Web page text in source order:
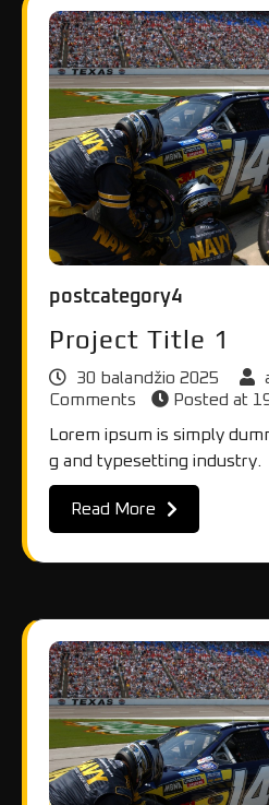
postcategory4
Project Title 1
30 balandžio 2025
Comments
Posted at
Lorem ipsum is simply
g and typesetting industry.
Read More